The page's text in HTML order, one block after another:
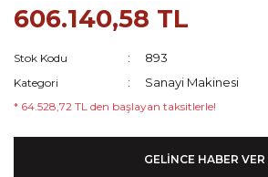
606.140,58 TL
Stok Kodu 893
Kategori Sanayi Makinesi
* 64.528,72 TL den başlayan taksitlerle!
GELİNCE HABER VER